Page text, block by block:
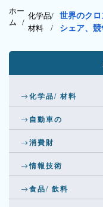
ホー
ム /
化学品/
材料/
世界のク
シェア、
化学品/ 材料
自動車の
消費財
情報技術
食品/ 飲料